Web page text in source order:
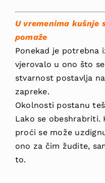
U vremenima kušnje
pomaže
Ponekad je potrebna
vjerovalo u ono što
stvarnost postavlja
zapreke.
Okolnosti postanu
Lako se obeshrabriti.
proći se može
ono za čim žudite,
to.